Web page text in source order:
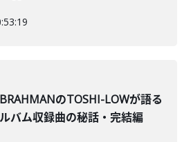
のTOSHI-LOWが語る
バム収録曲の秘話・完結編